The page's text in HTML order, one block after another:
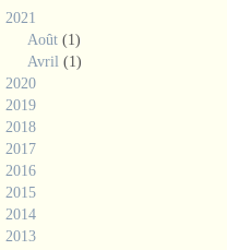
2021
Août (1)
Avril (1)
2020
2019
2018
2017
2016
2015
2014
2013